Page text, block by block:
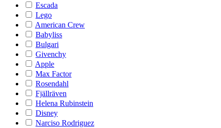
Escada
Lego
American Crew
Babyliss
Bulgari
Givenchy
Apple
Max Factor
Rosendahl
Fjällräven
Helena Rubinstein
Disney
Narciso Rodriguez